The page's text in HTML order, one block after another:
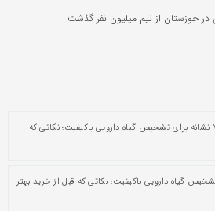
در خوزستان از نیم میلیون نفر گذشت
۷ نشانه برای تشخیص گیاه دارویی باکیفیت؛ نکاتی که
تشخیص گیاه دارویی باکیفیت؛ نکاتی که قبل از خرید بهتر